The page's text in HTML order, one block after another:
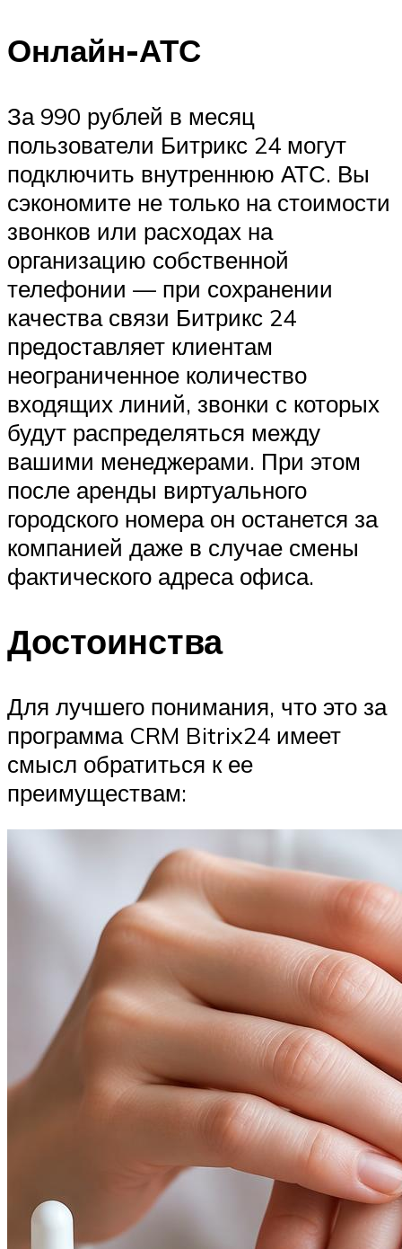
Онлайн-АТС
За 990 рублей в месяц
пользователи Битрикс 24 могут
подключить внутреннюю АТС. Вы
сэкономите не только на стоимости
звонков или расходах на
организацию собственной
телефонии — при сохранении
качества связи Битрикс 24
предоставляет клиентам
неограниченное количество
входящих линий, звонки с которых
будут распределяться между
вашими менеджерами. При этом
после аренды виртуального
городского номера он останется за
компанией даже в случае смены
фактического адреса офиса.
Достоинства
Для лучшего понимания, что это за
программа CRM Bitrix24 имеет
смысл обратиться к ее
преимуществам: